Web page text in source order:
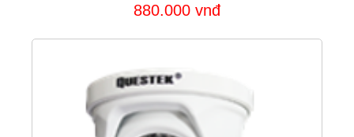
880.000 vnđ